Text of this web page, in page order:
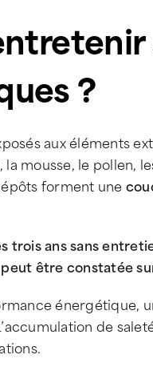
?
aux éléments
mousse, le pollen,
forment une
trois ans sans
être constatée
énergétique,
de